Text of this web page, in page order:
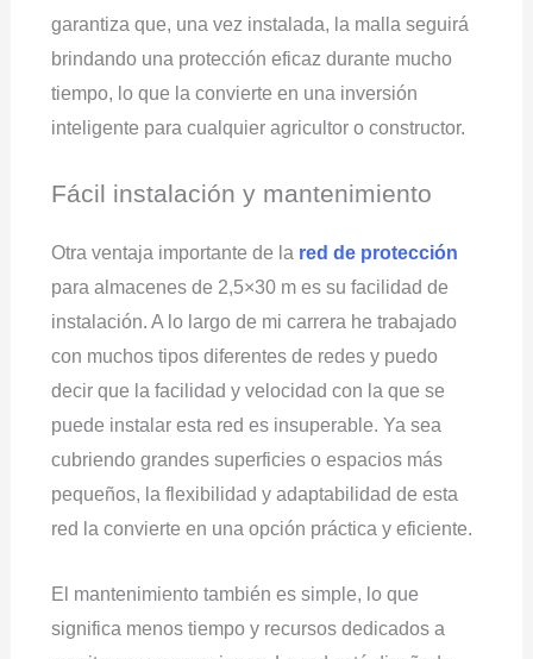
garantiza que, una vez instalada, la malla seguirá
brindando una protección eficaz durante mucho
tiempo, lo que la convierte en una inversión
inteligente para cualquier agricultor o constructor.
Fácil instalación y mantenimiento
Otra ventaja importante de la red de protección
para almacenes de 2,5×30 m es su facilidad de
instalación. A lo largo de mi carrera he trabajado
con muchos tipos diferentes de redes y puedo
decir que la facilidad y velocidad con la que se
puede instalar esta red es insuperable. Ya sea
cubriendo grandes superficies o espacios más
pequeños, la flexibilidad y adaptabilidad de esta
red la convierte en una opción práctica y eficiente.
El mantenimiento también es simple, lo que
significa menos tiempo y recursos dedicados a